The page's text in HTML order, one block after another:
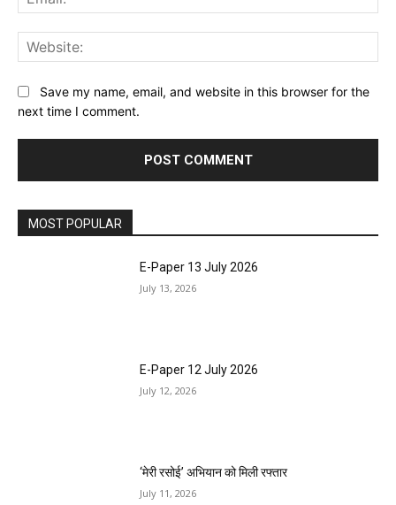
Save my name, email, and website in this browser for the
next time I comment.
MOST POPULAR
E-Paper 13 July 2026
July 13, 2026
E-Paper 12 July 2026
July 12, 2026
‘मेरी रसोई’ अभियान को मिली रफ्तार
July 11, 2026